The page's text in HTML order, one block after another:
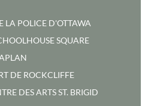
LA POLICE D'OTTAWA
SQUARE
DE ROCKCLIFFE
DES ARTS ST. BRIGID